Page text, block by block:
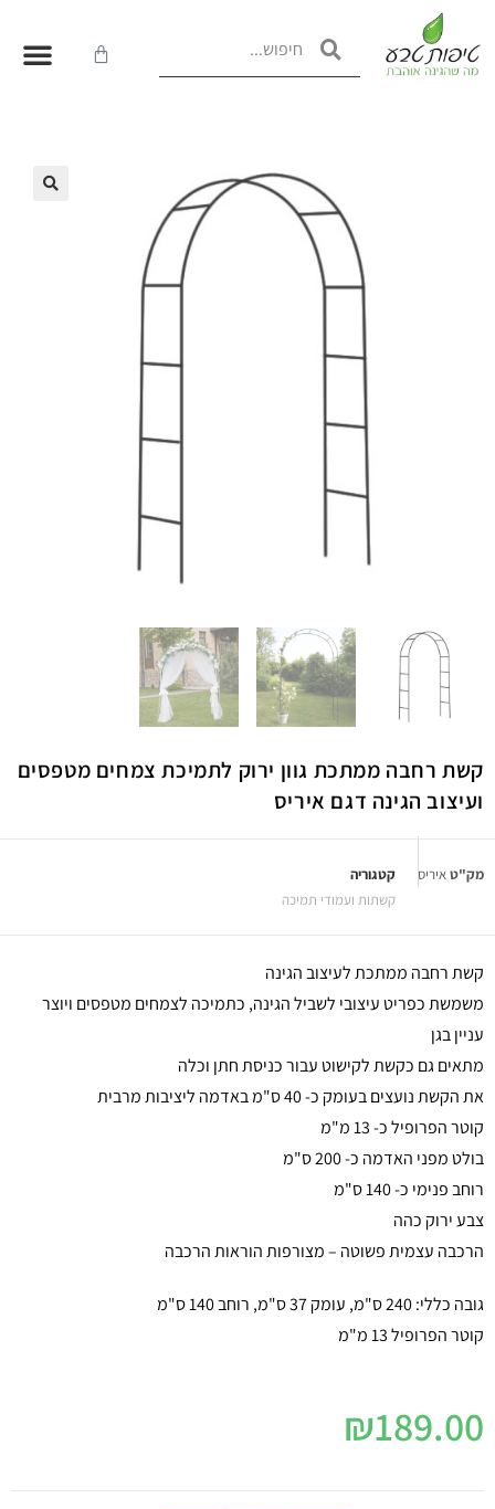
קשת רחבה ממתכת גוון ירוק לתמיכת צמחים מטפסים
ועיצוב הגינה דגם איריס
מק"טאיריס
קטגוריה
קשתות ועמודי תמיכה
קשת רחבה ממתכת לעיצוב הגינה
משמשת כפריט עיצובי לשביל הגינה, כתמיכה לצמחים מטפסים ויוצר
עניין בגן
מתאים גם כקשת לקישוט עבור כניסת חתן וכלה
את הקשת נועצים בעומק כ- 40 ס"מ באדמה ליציבות מרבית
קוטר הפרופיל כ- 13 מ"מ
בולט מפני האדמה כ- 200 ס"מ
רוחב פנימי כ- 140 ס"מ
צבע ירוק כהה
הרכבה עצמית פשוטה – מצורפות הוראות הרכבה
גובה כללי: 240 ס"מ, עומק 37 ס"מ, רוחב 140 ס"מ
קוטר הפרופיל 13 מ"מ
₪189.00